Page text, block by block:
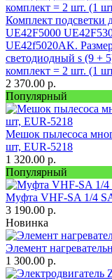
Комплект подсветки
UE42F5000
UE42f5020AK.
светодиодный s (9 +
комплект = 2 шт. (1
2 370.00 р.
Популярный
Мешок пылесоса
шт, EUR-5218
1 320.00 р.
Популярный
Муфта VHF-SA 1/4
3 190.00 р.
Новинка
Элемент
1 300.00 р.